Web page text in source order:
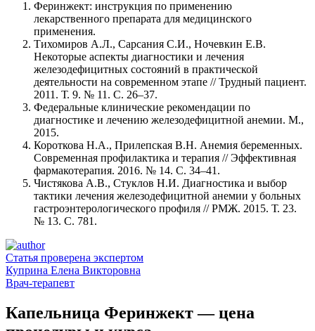
Феринжект: инструкция по применению
лекарственного препарата для медицинского
применения.
Тихомиров А.Л., Сарсания С.И., Ночевкин Е.В.
Некоторые аспекты диагностики и лечения
железодефицитных состояний в практической
деятельности на современном этапе // Трудный пациент.
2011. Т. 9. № 11. С. 26–37.
Федеральные клинические рекомендации по
диагностике и лечению железодефицитной анемии. М.,
2015.
Короткова Н.А., Прилепская В.Н. Анемия беременных.
Современная профилактика и терапия // Эффективная
фармакотерапия. 2016. № 14. С. 34–41.
Чистякова А.В., Стуклов Н.И. Диагностика и выбор
тактики лечения железодефицитной анемии у больных
гастроэнтерологического профиля // РМЖ. 2015. Т. 23.
№ 13. С. 781.
Статья проверена экспертом
Куприна Елена Викторовна
Врач-терапевт
Капельница Феринжект — цена